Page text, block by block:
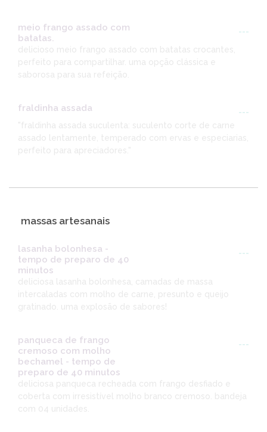
meio frango assado com
batatas.
---
delicioso meio frango assado com batatas crocantes,
perfeito para compartilhar. uma opção clássica e
fraldinha assada
---
"fraldinha assada suculenta: suculento corte de carne
assado lentamente, temperado com ervas e especiarias,
perfeito para apreciadores."
massas artesanais
lasanha bolonhesa -
tempo de preparo de 40
minutos
---
deliciosa lasanha bolonhesa, camadas de massa
intercaladas com molho de carne, presunto e queijo
panqueca de frango
cremoso com molho
bechamel - tempo de
preparo de 40 minutos
---
deliciosa panqueca recheada com frango desfiado e
coberta com irresistível molho branco cremoso. bandeja
com 04 unidades.